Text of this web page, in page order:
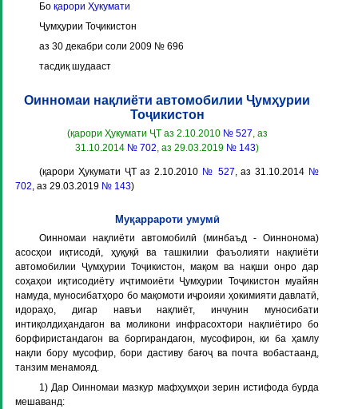
Бо қарори Ҳукумати
Ҷумҳурии Тоҷикистон
аз 30 декабри соли 2009 № 696
тасдиқ шудааст
Оинномаи нақлиёти автомобилии Ҷумҳурии
Тоҷикистон
(қарори Ҳукумати ҶТ аз 2.10.2010 № 527, аз
31.10.2014 № 702, аз 29.03.2019 № 143)
(қарори Ҳукумати ҶТ аз 2.10.2010 № 527, аз 31.10.2014 №
702, аз 29.03.2019 № 143)
Муқаррароти умумӣ
Оинномаи нақлиёти автомобилӣ (минбаъд - Оиннонома)
асосҳои иқтисодӣ, ҳуқуқӣ ва ташкилии фаъолияти нақлиёти
автомобилии Ҷумҳурии Тоҷикистон, мақом ва нақши онро дар
соҳаҳои иқтисодиёту иҷтимоиёти Ҷумҳурии Тоҷикистон муайян
намуда, муносибатҳоро бо мақомоти иҷроияи ҳокимияти давлатӣ,
идораҳо, дигар навъи нақлиёт, инчунин муносибати
интиқолдиҳандагон ва моликони инфрасохтори нақлиётиро бо
борфиристандагон ва боргирандагон, мусофирон, ки ба ҳамлу
нақли бору мусофир, бори дастиву бағоҷ ва почта вобастаанд,
танзим менамояд.
1) Дар Оинномаи мазкур мафҳумҳои зерин истифода бурда
мешаванд: